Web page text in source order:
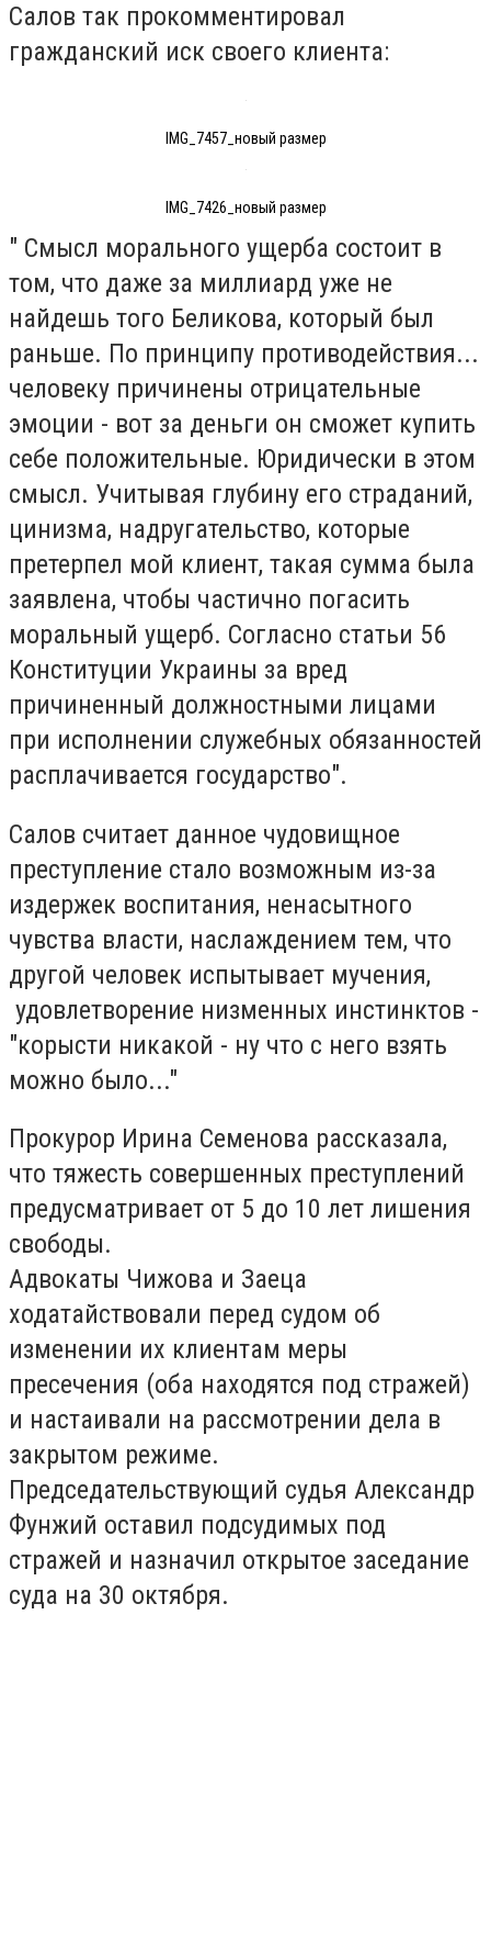
Салов так прокомментировал
гражданский иск своего клиента:
IMG_7457_новый размер
IMG_7426_новый размер
" Смысл морального ущерба состоит в
том, что даже за миллиард уже не
найдешь того Беликова, который был
раньше. По принципу противодействия...
человеку причинены отрицательные
эмоции - вот за деньги он сможет купить
себе положительные. Юридически в этом
смысл. Учитывая глубину его страданий,
цинизма, надругательство, которые
претерпел мой клиент, такая сумма была
заявлена, чтобы частично погасить
моральный ущерб. Согласно статьи 56
Конституции Украины за вред
причиненный должностными лицами
при исполнении служебных обязанностей
расплачивается государство".
Салов считает данное чудовищное
преступление стало возможным из-за
издержек воспитания, ненасытного
чувства власти, наслаждением тем, что
другой человек испытывает мучения,
удовлетворение низменных инстинктов -
"корысти никакой - ну что с него взять
можно было..."
Прокурор Ирина Семенова рассказала,
что тяжесть совершенных преступлений
предусматривает от 5 до 10 лет лишения
свободы.
Адвокаты Чижова и Заеца
ходатайствовали перед судом об
изменении их клиентам меры
пресечения (оба находятся под стражей)
и настаивали на рассмотрении дела в
закрытом режиме.
Председательствующий судья Александр
Фунжий оставил подсудимых под
стражей и назначил открытое заседание
суда на 30 октября.